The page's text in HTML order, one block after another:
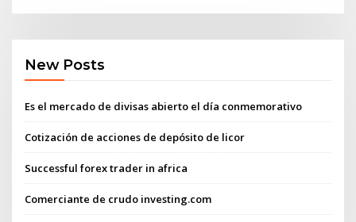
New Posts
Es el mercado de divisas abierto el día conmemorativo
Cotización de acciones de depósito de licor
Successful forex trader in africa
Comerciante de crudo investing.com